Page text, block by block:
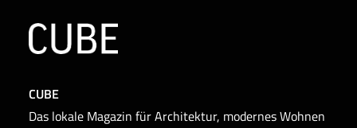
CUBE
Das lokale Magazin für Architektur, modernes Wohnen